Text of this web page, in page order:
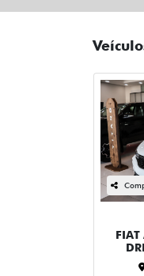
FIAT